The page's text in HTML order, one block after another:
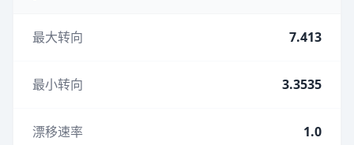
最大转向 7.413
最小转向 3.3535
漂移速率 1.0